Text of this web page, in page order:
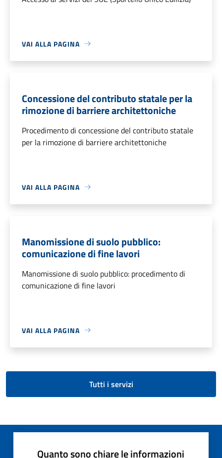
VAI ALLA PAGINA
Concessione del contributo statale per la
rimozione di barriere architettoniche
Procedimento di concessione del contributo statale
per la rimozione di barriere architettoniche
VAI ALLA PAGINA
Manomissione di suolo pubblico:
comunicazione di fine lavori
Manomissione di suolo pubblico: procedimento di
comunicazione di fine lavori
VAI ALLA PAGINA
Tutti i servizi
Quanto sono chiare le informazioni